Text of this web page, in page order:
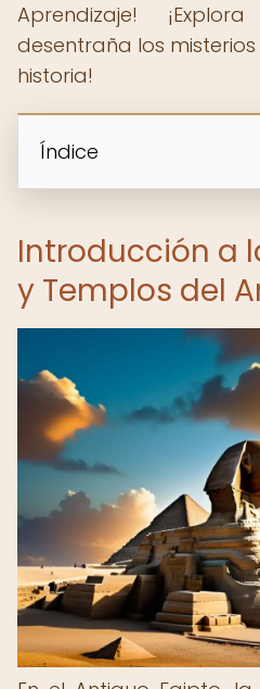
Aprendizaje!
desentraña los
historia!
Índice
Introducción a
y Templos del